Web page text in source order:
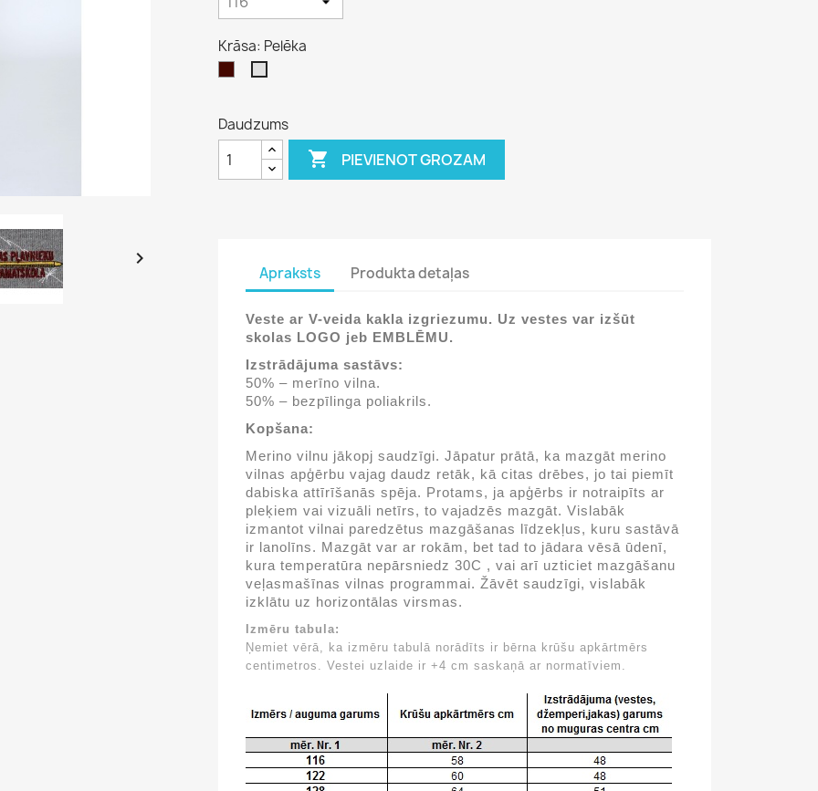

Krāsa: Pelēka
Daudzums
 PIEVIENOT GROZAM
Apraksts Produkta detaļas
Veste ar V-veida kakla izgriezumu. Uz vestes var izšūt
skolas LOGO jeb EMBLĒMU.
Izstrādājuma sastāvs:
50% – merīno vilna.
50% – bezpīlinga poliakrils.
Kopšana:
Merino vilnu jākopj saudzīgi. Jāpatur prātā, ka mazgāt merino
vilnas apģērbu vajag daudz retāk, kā citas drēbes, jo tai piemīt
dabiska attīrīšanās spēja. Protams, ja apģērbs ir notraipīts ar
pleķiem vai vizuāli netīrs, to vajadzēs mazgāt. Vislabāk
izmantot vilnai paredzētus mazgāšanas līdzekļus, kuru sastāvā
ir lanolīns. Mazgāt var ar rokām, bet tad to jādara vēsā ūdenī,
kura temperatūra nepārsniedz 30C , vai arī uzticiet mazgāšanu
veļasmašīnas vilnas programmai. Žāvēt saudzīgi, vislabāk
izklātu uz horizontālas virsmas.
Izmēru tabula:
Ņemiet vērā, ka izmēru tabulā norādīts ir bērna krūšu apkārtmērs
centimetros. Vestei uzlaide ir +4 cm saskaņā ar normatīviem.